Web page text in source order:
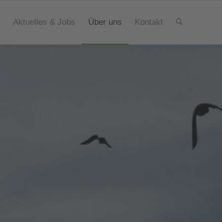
Aktuelles & Jobs Über uns Kontakt